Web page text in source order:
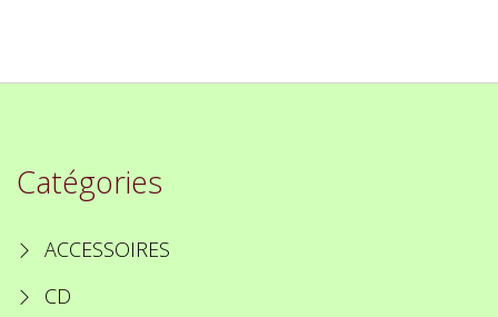
Catégories
ACCESSOIRES
CD